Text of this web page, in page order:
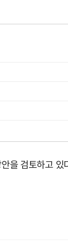
을 검토하고